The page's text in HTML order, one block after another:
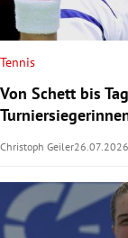
Tennis
Von Schett bis
Christoph Geiler26.07.2026